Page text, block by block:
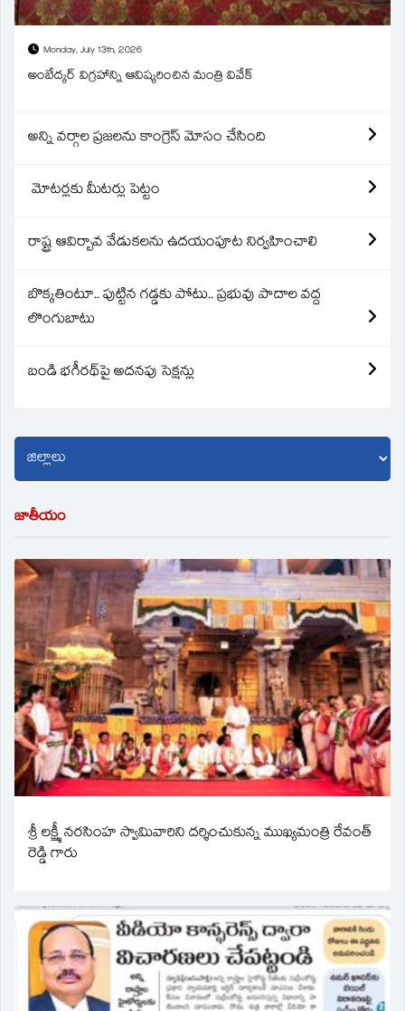
Monday, July 13th, 2026
అంబేద్కర్ విగ్రహాన్ని ఆవిష్కరించిన మంత్రి వివేక్
అన్ని వర్గాల ప్రజలను కాంగ్రెస్ మోసం చేసింది
మోటర్లకు మీటర్లు పెట్టం
రాష్ట్ర ఆవిర్బావ వేడుకలను ఉదయంపూట నిర్వహించాలి
బొక్కతింటూ.. పుట్టిన గడ్డకు పోటు.. ప్రభువు పాదాల వద్ద
లొంగుబాటు
బండి భగీరథ్‌పై అదనపు సెక్షన్లు
జాతీయం
శ్రీ లక్ష్మీ నరసింహ స్వామివారిని దర్శించుకున్న ముఖ్యమంత్రి రేవంత్
రెడ్డి గారు